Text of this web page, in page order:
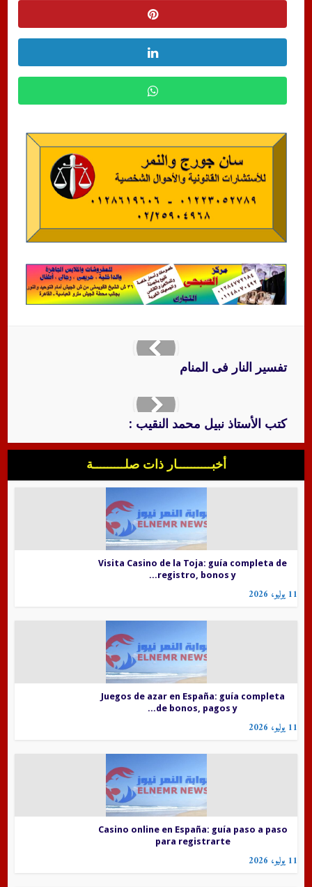
تفسير النار فى المنام
كتب الأستاذ نبيل محمد النقيب :
أخبــــــــــار ذات صلـــــــــة
Visita Casino de la Toja: guía completa de
registro, bonos y...
11 يوليو، 2026
Juegos de azar en España: guía completa
de bonos, pagos y...
11 يوليو، 2026
Casino online en España: guía paso a paso
para registrarte
11 يوليو، 2026